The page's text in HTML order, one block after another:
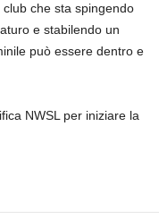
che sta spingendo
e stabilendo un
può essere dentro e
NWSL per iniziare la